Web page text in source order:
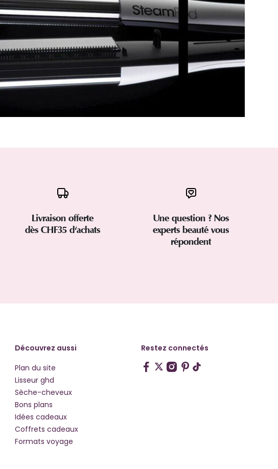
Livraison offerte
dès CHF35 d'achats
Une question ? Nos
experts beauté vous
répondent
Découvrez aussi
Plan du site
Lisseur ghd
Sèche-cheveux
Bons plans
Idées cadeaux
Coffrets cadeaux
Formats voyage
Restez connectés